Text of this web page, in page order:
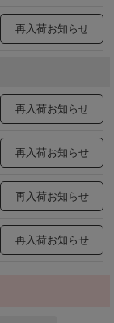
再入荷お知らせ
再入荷お知らせ
再入荷お知らせ
再入荷お知らせ
再入荷お知らせ